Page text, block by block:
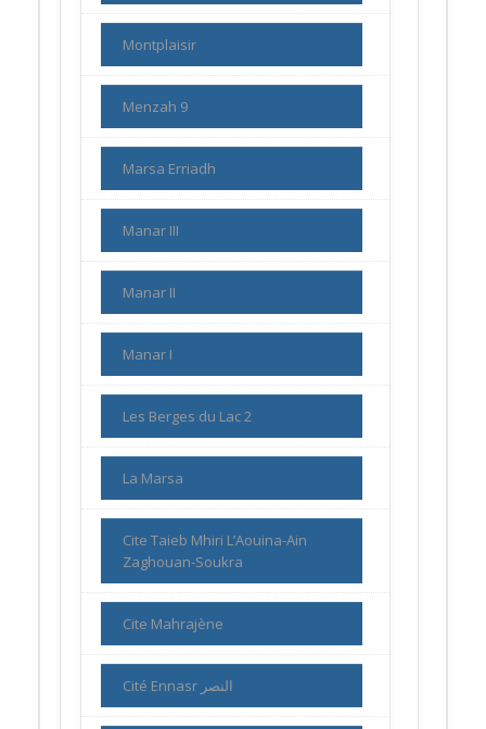
Montplaisir
Menzah 9
Marsa Erriadh
Manar III
Manar II
Manar I
Les Berges du Lac 2
La Marsa
Cite Taieb Mhiri L’Aouina-Ain
Zaghouan-Soukra
Cite Mahrajène
Cité Ennasr النصر